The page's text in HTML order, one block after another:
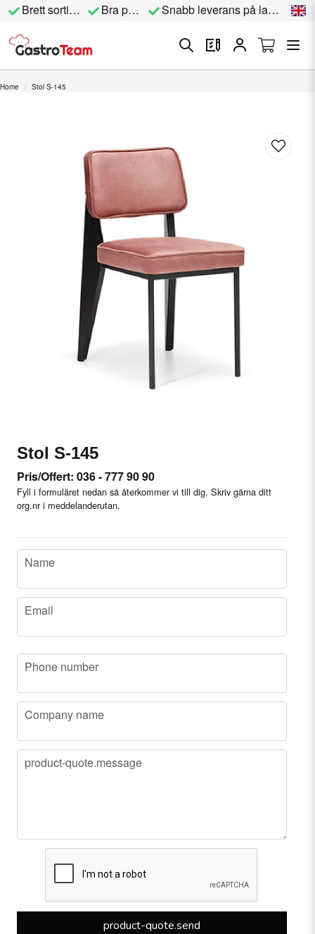
Brett sortiment Bra priser Snabb leverans på lagervara
Home Stol S-145
Stol S-145
Pris/Offert: 036 - 777 90 90
Fyll i formuläret nedan så återkommer vi till dig. Skriv gärna ditt
org.nr i meddelanderutan.
name
Name
email
Email
phone
Phone number
company
Company name
message
product-quote.message
product-quote.send